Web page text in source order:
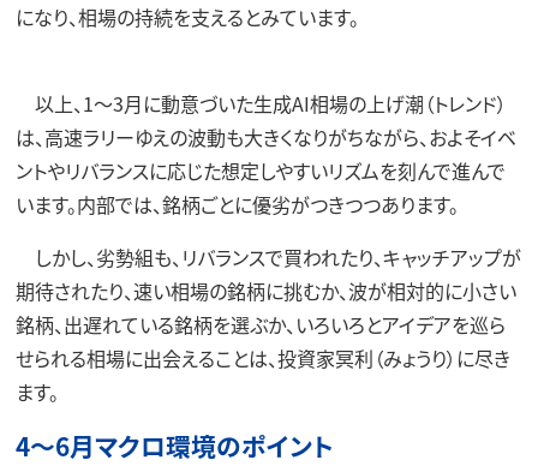
になり、相場の持続を支えるとみています。
以上、1～3月に動意づいた生成AI相場の上げ潮（トレンド）
は、高速ラリーゆえの波動も大きくなりがちながら、およそイベ
ントやリバランスに応じた想定しやすいリズムを刻んで進んで
います。内部では、銘柄ごとに優劣がつきつつあります。
しかし、劣勢組も、リバランスで買われたり、キャッチアップが
期待されたり、速い相場の銘柄に挑むか、波が相対的に小さい
銘柄、出遅れている銘柄を選ぶか、いろいろとアイデアを巡ら
せられる相場に出会えることは、投資家冥利（みょうり）に尽き
ます。
4～6月マクロ環境のポイント